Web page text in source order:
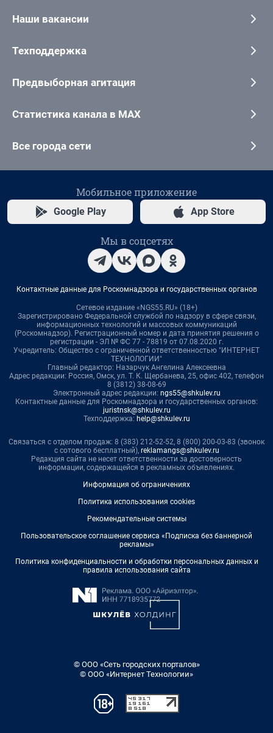
Наши вакансии
Техподдержка
Предвыборная агитация
Статистика канала в MAX
Все города сети
Мобильное приложение
Google Play App Store
Мы в соцсетях
Контактные данные для Роскомнадзора и государственных органов
Сетевое издание «NGS55.RU» (18+)
Зарегистрировано Федеральной службой по надзору в сфере связи,
информационных технологий и массовых коммуникаций
(Роскомнадзор). Регистрационный номер и дата принятия решения о
регистрации - ЭЛ № ФС 77 - 78819 от 07.08.2020 г.
Учредитель: Общество с ограниченной ответственностью "ИНТЕРНЕТ
ТЕХНОЛОГИИ"
Главный редактор: Назарчук Ангелина Алексеевна
Адрес редакции: Россия, Омск, ул. Т. К. Щербанева, 25, офис 402, телефон
8 (3812) 38-08-69
Электронный адрес редакции: ngs55@shkulev.ru
Контактные данные для Роскомнадзора и государственных органов:
juristnsk@shkulev.ru
Техподдержка: help@shkulev.ru
Связаться с отделом продаж: 8 (383) 212-52-52, 8 (800) 200-03-83 (звонок
с сотового бесплатный), reklamangs@shkulev.ru
Редакция сайта не несет ответственности за достоверность
информации, содержащейся в рекламных объявлениях.
Информация об ограничениях
Политика использования cookies
Рекомендательные системы
Пользовательское соглашение сервиса «Подписка без баннерной
рекламы»
Политика конфиденциальности и обработки персональных данных и
правила использования сайта
© ООО «Сеть городских порталов»
© ООО «Интернет Технологии»